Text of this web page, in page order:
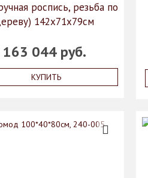
роспись, резьба по
142x71x79см
163 044 руб.
КУПИТЬ